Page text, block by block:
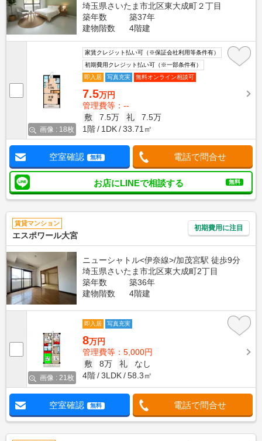
埼玉県さいたま市北区東大成町２丁目
築年数
築37年
建物階数
4階建
画像 : 18枚
家賃クレジット払い可（※保証会社利用等条件有）
初期費用クレジット払い可（※一部条件有）
即入居
写真充実 無料オンライン相談可
7.5万円
管理費等：--
敷
7.5万 礼
7.5万
1階
1DK 33.71㎡
空室確認 無料 電話で問合せ
お店にLINEで相談する 無料
賃貸マンション
エスポワール大宮
初期費用に注目
ニューシャトル<伊奈線>/加茂宮駅 徒歩9分
埼玉県さいたま市北区東大成町2丁目
築年数
築36年
建物階数
4階建
画像 : 21枚
即入居 写真充実
8万円
管理費等：5,000円
敷
8万 礼
なし
4階
3LDK 58.3㎡
空室確認 無料 電話で問合せ